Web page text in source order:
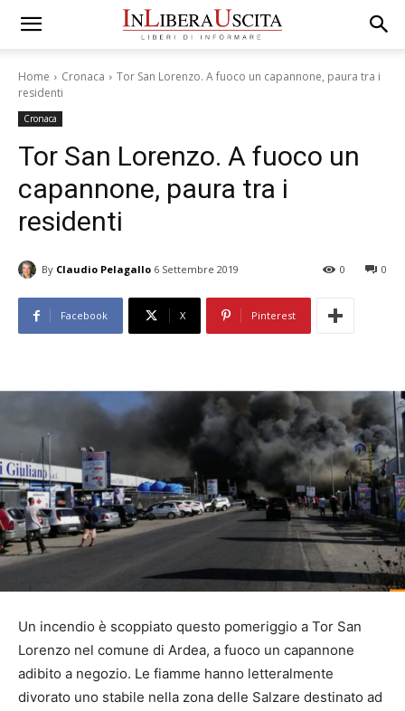
Home Cronaca
Tor San Lorenzo. A fuoco un capannone, paura tra i
residenti
Cronaca
Tor San Lorenzo. A fuoco un
capannone, paura tra i
residenti
By Claudio Pelagallo 6 Settembre 2019 0
0
Facebook X Pinterest
Un incendio è scoppiato questo pomeriggio a Tor San
Lorenzo nel comune di Ardea, a fuoco un capannone
adibito a negozio. Le fiamme hanno letteralmente
divorato uno stabile nella zona delle Salzare destinato ad